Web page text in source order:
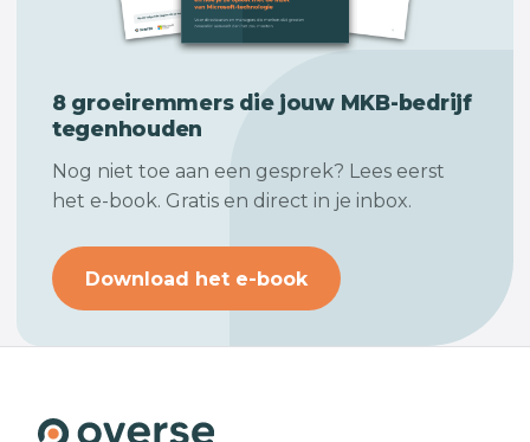
8 groeiremmers die jouw MKB-bedrijf
tegenhouden
Nog niet toe aan een gesprek? Lees eerst
het e-book. Gratis en direct in je inbox.
Download het e-book